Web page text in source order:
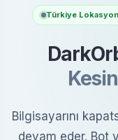
Türkiye
Bilgisayarını
devam eder. Bot